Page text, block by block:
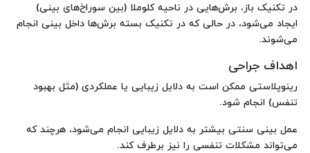
در تکنیک باز، برش‌هایی در ناحیه کلوملا (بین سوراخ‌های بینی)
ایجاد می‌شود، در حالی که در تکنیک بسته برش‌ها داخل بینی انجام
می‌شوند.
اهداف جراحی
رینوپلاستی ممکن است به دلایل زیبایی یا عملکردی (مثل بهبود
تنفس) انجام شود.
عمل بینی سنتی بیشتر به دلایل زیبایی انجام می‌شود، هرچند که
می‌تواند مشکلات تنفسی را نیز برطرف کند.